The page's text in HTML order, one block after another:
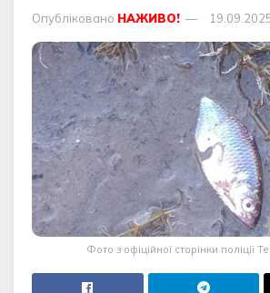
Опубліковано НАЖИВО!
Фото з офіційної сторінки поліції